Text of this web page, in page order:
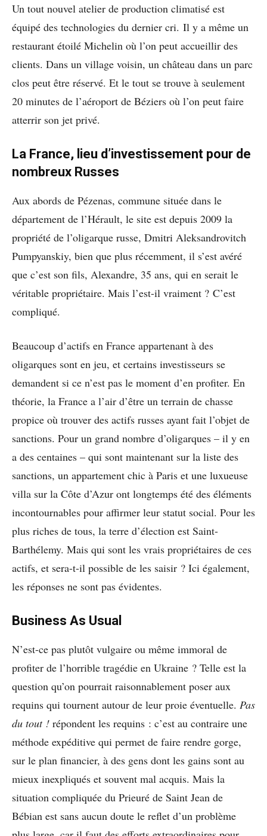
Un tout nouvel atelier de production climatisé est
équipé des technologies du dernier cri. Il y a même un
restaurant étoilé Michelin où l’on peut accueillir des
clients. Dans un village voisin, un château dans un parc
clos peut être réservé. Et le tout se trouve à seulement
20 minutes de l’aéroport de Béziers où l’on peut faire
atterrir son jet privé.
La France, lieu d’investissement pour de
nombreux Russes
Aux abords de Pézenas, commune située dans le
département de l’Hérault, le site est depuis 2009 la
propriété de l’oligarque russe, Dmitri Aleksandrovitch
Pumpyanskiy, bien que plus récemment, il s’est avéré
que c’est son fils, Alexandre, 35 ans, qui en serait le
véritable propriétaire. Mais l’est-il vraiment ? C’est
compliqué.
Beaucoup d’actifs en France appartenant à des
oligarques sont en jeu, et certains investisseurs se
demandent si ce n’est pas le moment d’en profiter. En
théorie, la France a l’air d’être un terrain de chasse
propice où trouver des actifs russes ayant fait l’objet de
sanctions. Pour un grand nombre d’oligarques – il y en
a des centaines – qui sont maintenant sur la liste des
sanctions, un appartement chic à Paris et une luxueuse
villa sur la Côte d’Azur ont longtemps été des éléments
incontournables pour affirmer leur statut social. Pour les
plus riches de tous, la terre d’élection est Saint-
Barthélemy. Mais qui sont les vrais propriétaires de ces
actifs, et sera-t-il possible de les saisir ? Ici également,
les réponses ne sont pas évidentes.
Business As Usual
N’est-ce pas plutôt vulgaire ou même immoral de
profiter de l’horrible tragédie en Ukraine ? Telle est la
question qu’on pourrait raisonnablement poser aux
requins qui tournent autour de leur proie éventuelle. Pas
du tout ! répondent les requins : c’est au contraire une
méthode expéditive qui permet de faire rendre gorge,
sur le plan financier, à des gens dont les gains sont au
mieux inexpliqués et souvent mal acquis. Mais la
situation compliquée du Prieuré de Saint Jean de
Bébian est sans aucun doute le reflet d’un problème